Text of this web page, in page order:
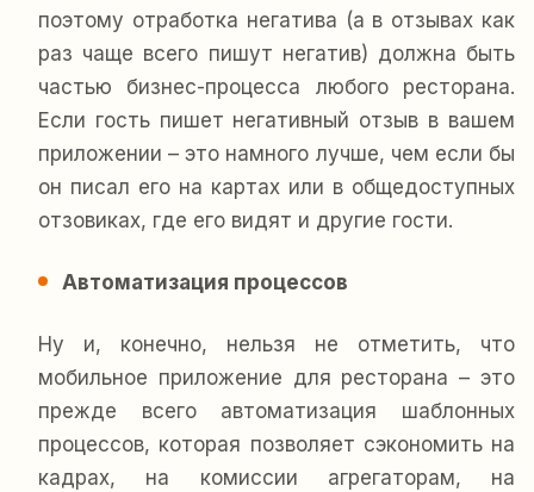
поэтому отработка негатива (а в отзывах как
раз чаще всего пишут негатив) должна быть
частью бизнес-процесса любого ресторана.
Если гость пишет негативный отзыв в вашем
приложении – это намного лучше, чем если бы
он писал его на картах или в общедоступных
отзовиках, где его видят и другие гости.
Автоматизация процессов
Ну и, конечно, нельзя не отметить, что
мобильное приложение для ресторана – это
прежде всего автоматизация шаблонных
процессов, которая позволяет сэкономить на
кадрах, на комиссии агрегаторам, на